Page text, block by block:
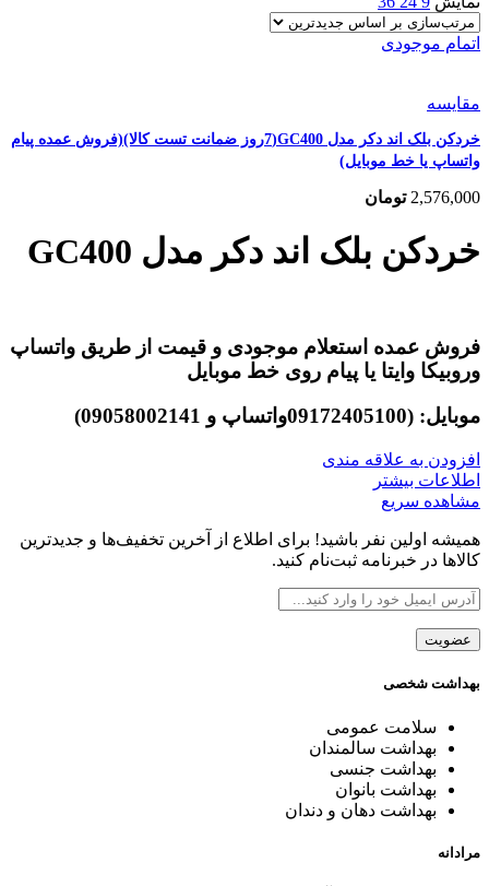
اتمام موجودی
مقایسه
خردکن بلک اند دکر مدل GC400(7روز ضمانت تست کالا)(فروش عمده پیام
واتساپ یا خط موبایل)
2,576,000 تومان
خردکن بلک اند دکر مدل GC400
فروش عمده استعلام موجودی و قیمت از طریق واتساپ
وروبیکا وایتا یا پیام روی خط موبایل
موبایل: (09172405100واتساپ و 09058002141)
افزودن به علاقه مندی
اطلاعات بیشتر
مشاهده سریع
همیشه اولین نفر باشید! برای اطلاع از آخرین تخفیف‌ها و جدیدترین
کالاها در خبرنامه ثبت‌نام کنید.
بهداشت شخصی
سلامت عمومی
بهداشت سالمندان
بهداشت جنسی
بهداشت بانوان
بهداشت دهان و دندان
مرادانه